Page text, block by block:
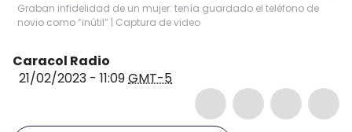
Graban infidelidad de un mujer: tenía guardado el teléfono de
novio como “inútil” | Captura de video
Caracol Radio
21/02/2023 - 11:09GMT-5